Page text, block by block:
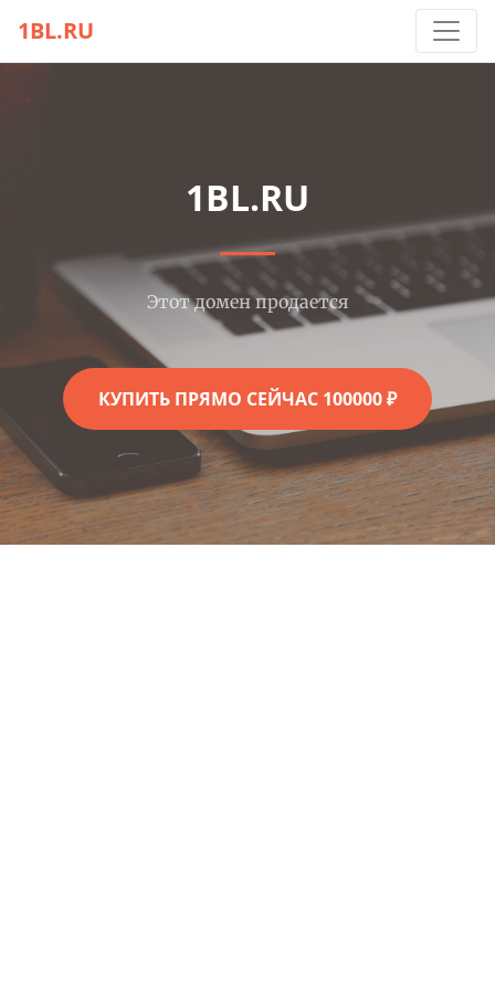
1BL.RU
1BL.RU
Этот домен продается
КУПИТЬ ПРЯМО СЕЙЧАС 100000 ₽